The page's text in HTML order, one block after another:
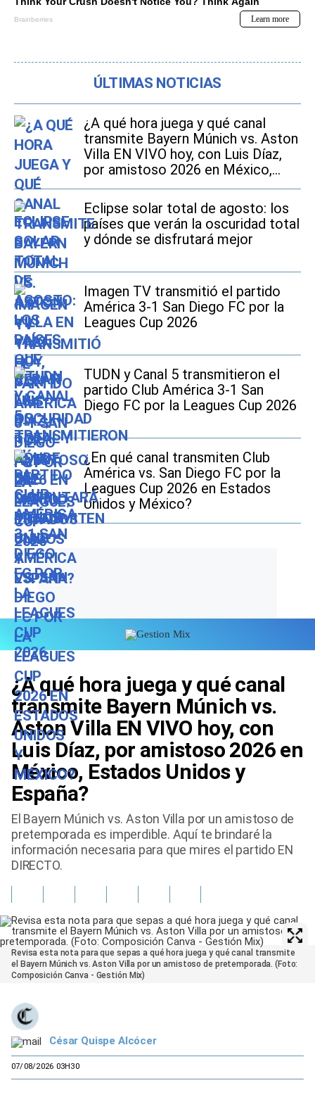
ÚLTIMAS NOTICIAS
¿A qué hora juega y qué canal
transmite Bayern Múnich vs. Aston
Villa EN VIVO hoy, con Luis Díaz,
por amistoso 2026 en México,
Estados Unidos y España?
Eclipse solar total de agosto: los
países que verán la oscuridad total
y dónde se disfrutará mejor
Imagen TV transmitió el partido
América 3-1 San Diego FC por la
Leagues Cup 2026
TUDN y Canal 5 transmitieron el
partido Club América 3-1 San
Diego FC por la Leagues Cup 2026
¿En qué canal transmiten Club
América vs. San Diego FC por la
Leagues Cup 2026 en Estados
Unidos y México?